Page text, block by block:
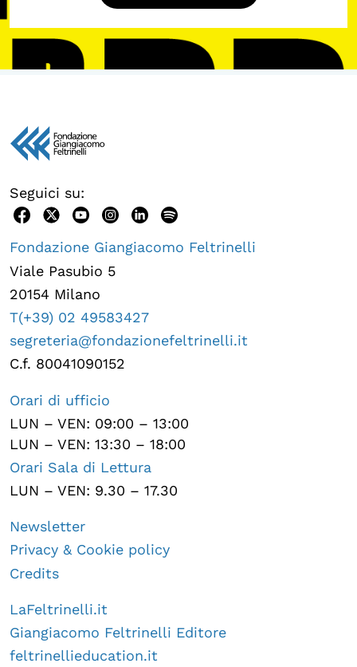
Seguici su:
Fondazione Giangiacomo Feltrinelli
Viale Pasubio 5
20154 Milano
T(+39) 02 49583427
segreteria@fondazionefeltrinelli.it
C.f. 80041090152
Orari di ufficio
LUN – VEN: 09:00 – 13:00
LUN – VEN: 13:30 – 18:00
Orari Sala di Lettura
LUN – VEN: 9.30 – 17.30
Newsletter
Privacy & Cookie policy
Credits
LaFeltrinelli.it
Giangiacomo Feltrinelli Editore
feltrinellieducation.it